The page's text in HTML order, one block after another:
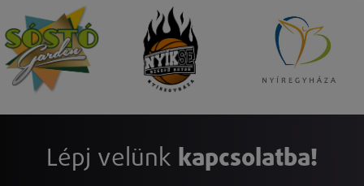
Lépj velünk kapcsolatba!